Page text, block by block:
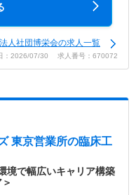
人社団博栄会の求人一覧
：2026/07/30 求人番号：670072
東京営業所の臨床工
境で幅広いキャリア構築